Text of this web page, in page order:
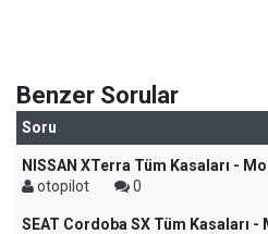
Benzer Sorular
Soru
NISSAN XTerra Tüm Kasaları -
otopilot
0
SEAT Cordoba SX Tüm Kasaları